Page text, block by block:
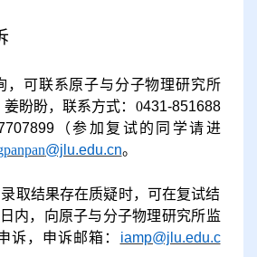
，可联系原子与分子物理研究所
姜盼盼，联系方式： 0431-851688
（参加复试的同学请进
@jlu.edu.cn。
取结果存在质疑时，可在复试结
内，向原子与分子物理研究所监
诉，申诉邮箱： iamp@jlu.edu.c